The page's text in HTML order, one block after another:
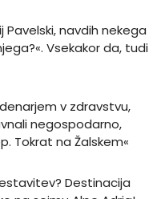
Pavelski, navdih nekega
Vsekakor da, tudi
v zdravstvu,
negospodarno,
Tokrat na Žalskem«
Destinacija